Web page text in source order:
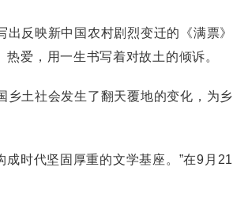
反映新中国农村剧烈变迁的《满票》
爱，用一生书写着对故土的倾诉。
土社会发生了翻天覆地的变化，为乡
时代坚固厚重的文学基座。”在9月21